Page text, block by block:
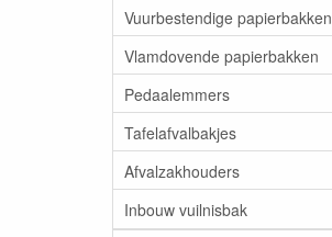
Vuurbestendige papierbakken
Vlamdovende papierbakken
Pedaalemmers
Tafelafvalbakjes
Afvalzakhouders
Inbouw vuilnisbak